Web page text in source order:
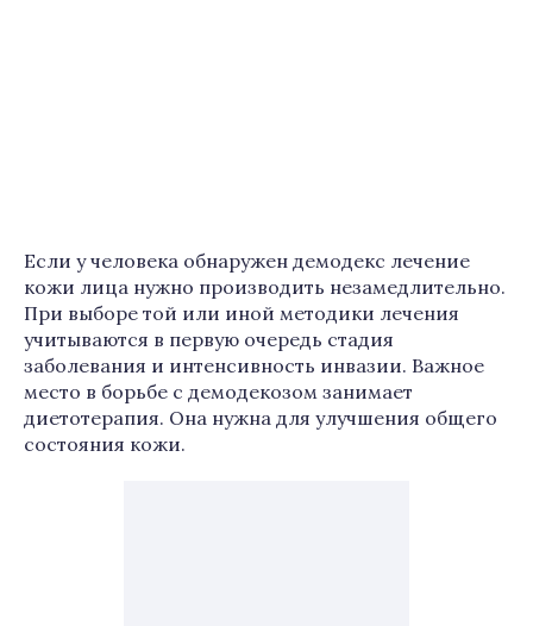
Если у человека обнаружен демодекс лечение
кожи лица нужно производить незамедлительно.
При выборе той или иной методики лечения
учитываются в первую очередь стадия
заболевания и интенсивность инвазии. Важное
место в борьбе с демодекозом занимает
диетотерапия. Она нужна для улучшения общего
состояния кожи.